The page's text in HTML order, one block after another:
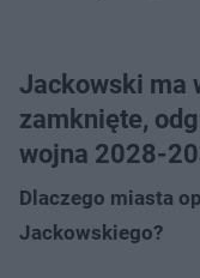
Jackowski ma
zamknięte,
wojna 2028-
Dlaczego miasta
Jackowskiego?